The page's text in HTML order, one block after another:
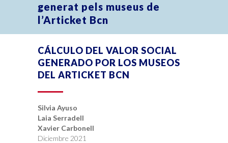
generat pels museus de
l’Articket Bcn
CÁLCULO DEL VALOR SOCIAL
GENERADO POR LOS MUSEOS
DEL ARTICKET BCN
Silvia Ayuso
Laia Serradell
Xavier Carbonell
Diciembre 2021